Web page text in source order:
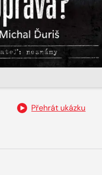
Přehrát ukázku